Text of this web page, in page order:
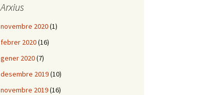
Arxius
novembre 2020(1)
febrer 2020(16)
gener 2020(7)
desembre 2019(10)
novembre 2019(16)